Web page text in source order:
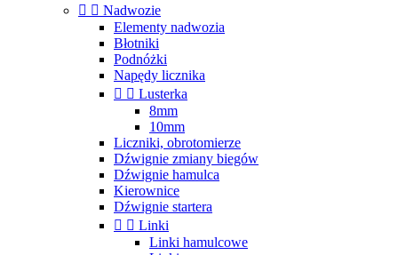
  Nadwozie
Elementy nadwozia
Błotniki
Podnóżki
Napędy licznika
  Lusterka
8mm
10mm
Liczniki, obrotomierze
Dźwignie zmiany biegów
Dźwignie hamulca
Kierownice
Dźwignie startera
  Linki
Linki hamulcowe